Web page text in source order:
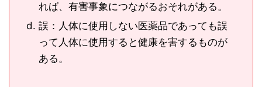
れば、有害事象につながるおそれがある。
誤：人体に使用しない医薬品であっても誤
って人体に使用すると健康を害するものが
ある。